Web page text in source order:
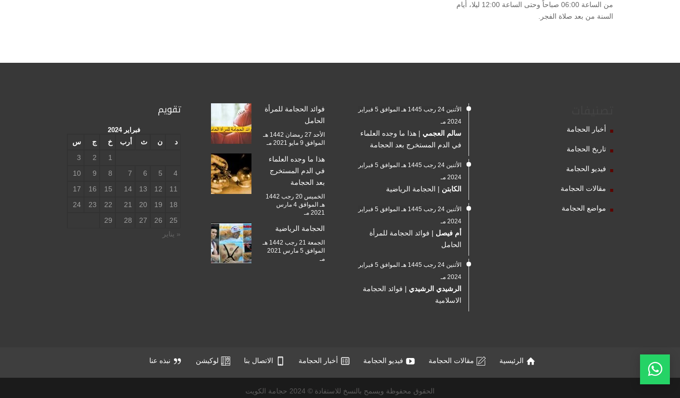
من الساعة 06:00 صباحاً وحتى الساعة 12:00 ليلا، أيام
السنة من بعد صلاة الفجر.
أخبار الحجامة
تاريخ الحجامة
فيديو الحجامة
مقالات الحجامة
مواضع الحجامة
الأثنين 24 رجب 1445 هـ الموافق 5 فبراير
2024 مـ
سالم العجمي | هذا ما وجده العلماء
في الدم المستخرج بعد الحجامة
الأثنين 24 رجب 1445 هـ الموافق 5 فبراير
2024 مـ
الكابتن | الحجامة الرياضية
الأثنين 24 رجب 1445 هـ الموافق 5 فبراير
2024 مـ
أم فيصل | فوائد الحجامة للمرأة
الحامل
الأثنين 24 رجب 1445 هـ الموافق 5 فبراير
2024 مـ
الرشيدي الرشيدي | فوائد الحجامة
الاسلامية
فوائد الحجامة للمرأة
الحامل
الأحد 27 رمضان 1442 هـ
الموافق 9 مايو 2021 مـ
هذا ما وجده العلماء
في الدم المستخرج
بعد الحجامة
الخميس 20 رجب 1442
هـ الموافق 4 مارس
2021 مـ
الحجامة الرياضية
الجمعة 21 رجب 1442 هـ
الموافق 5 مارس 2021
مـ
تقويم
فبراير 2024
د ن ث أرب خ ج
س
1
2
3
4
5
6
7
8
9
10
11
12
13
14
15
16
17
18
19
20
21
22
23
24
25
26
27
28
29
« يناير
الرئيسية مقالات الحجامة فيديو الحجامة أخبار الحجامة الاتصال بنا لوكيشن نبذه عنا
الحقوق محفوظة ويسمح بالنسخ للاستفادة © 2024 حجامة الكويت